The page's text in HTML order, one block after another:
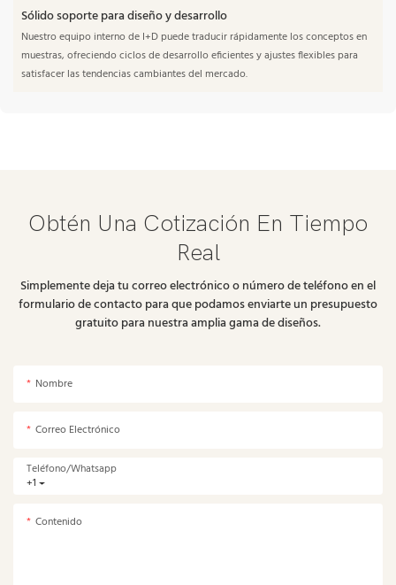
Sólido soporte para diseño y desarrollo
Nuestro equipo interno de I+D puede traducir rápidamente los conceptos en
muestras, ofreciendo ciclos de desarrollo eficientes y ajustes flexibles para
satisfacer las tendencias cambiantes del mercado.
Obtén Una Cotización En Tiempo
Real
Simplemente deja tu correo electrónico o número de teléfono en el
formulario de contacto para que podamos enviarte un presupuesto
gratuito para nuestra amplia gama de diseños.
Nombre
Correo Electrónico
+1
Teléfono/whatsapp
Contenido